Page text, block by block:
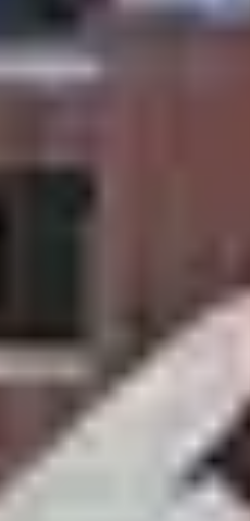
vous une pause
des
léger, misez sur une